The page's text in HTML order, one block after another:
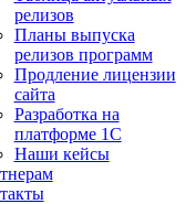
релизов
Планы выпуска
релизов программ
Продление лицензии
сайта
Разработка на
платформе 1С
Наши кейсы